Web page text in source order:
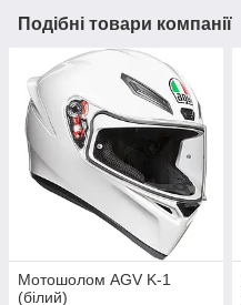
Подібні товари компанії
Мотошолом AGV K-1
(білий)